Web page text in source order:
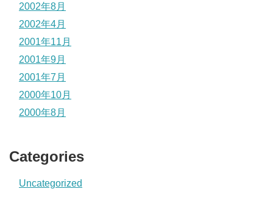
2002年8月
2002年4月
2001年11月
2001年9月
2001年7月
2000年10月
2000年8月
Categories
Uncategorized